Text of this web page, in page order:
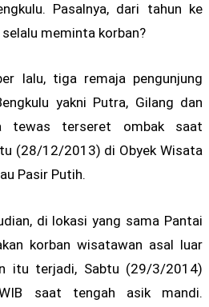
Pasalnya, dari tahun ke
meminta korban?
lalu, tiga remaja pengunjung
yakni Putra, Gilang dan
tewas terseret ombak saat
(28/12/2013) di Obyek Wisata
Pasir Putih.
di lokasi yang sama Pantai
korban wisatawan asal luar
itu terjadi, Sabtu (29/3/2014)
saat tengah asik mandi.